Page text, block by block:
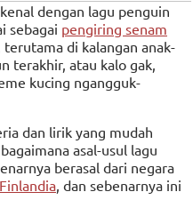
dengan lagu penguin
sebagai pengiring senam
di kalangan anak-
terakhir, atau kalo gak,
kucing ngangguk-
dan lirik yang mudah
asal-usul lagu
berasal dari negara
Finlandia , dan sebenarnya ini